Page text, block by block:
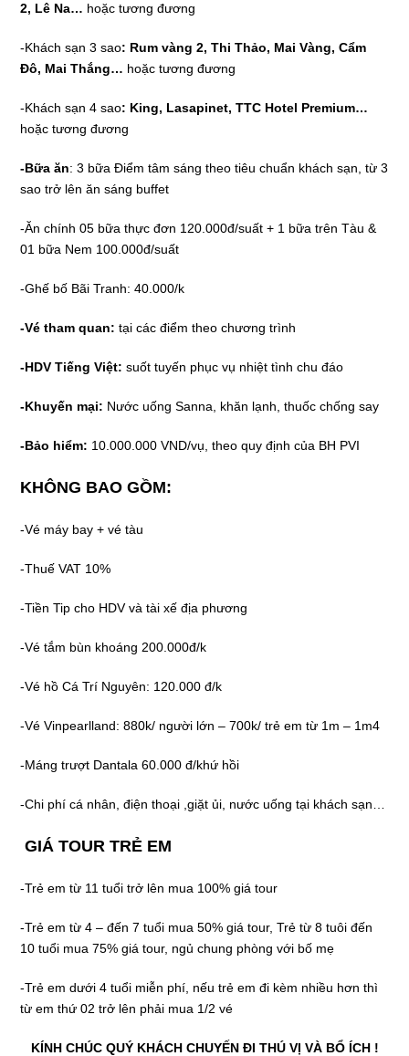
2, Lê Na… hoặc tương đương
-Khách sạn 3 sao: Rum vàng 2, Thi Thảo, Mai Vàng, Cẩm
Đô, Mai Thắng… hoặc tương đương
-Khách sạn 4 sao: King, Lasapinet,TTC Hotel Premium…
hoặc tương đương
-Bữa ăn: 3 bữa Điểm tâm sáng theo tiêu chuẩn khách sạn, từ 3
sao trở lên ăn sáng buffet
-Ăn chính 05 bữa thực đơn 120.000đ/suất + 1 bữa trên Tàu &
01 bữa Nem 100.000đ/suất
-Ghế bố Bãi Tranh: 40.000/k
-Vé tham quan: tại các điểm theo chương trình
-HDV Tiếng Việt: suốt tuyến phục vụ nhiệt tình chu đáo
-Khuyến mại: Nước uống Sanna, khăn lạnh, thuốc chống say
-Bảo hiểm: 10.000.000 VND/vụ, theo quy định của BH PVI
KHÔNG BAO GỒM:
-Vé máy bay + vé tàu
-Thuế VAT 10%
-Tiền Tip cho HDV và tài xế địa phương
-Vé tắm bùn khoáng 200.000đ/k
-Vé hồ Cá Trí Nguyên: 120.000 đ/k
-Vé Vinpearlland: 880k/ người lớn – 700k/ trẻ em từ 1m – 1m4
-Máng trượt Dantala 60.000 đ/khứ hồi
-Chi phí cá nhân, điện thoại ,giặt ủi, nước uống tại khách sạn…
GIÁ TOUR TRẺ EM
-Trẻ em từ 11 tuổi trở lên mua 100% giá tour
-Trẻ em từ 4 – đến 7 tuổi mua 50% giá tour, Trẻ từ 8 tuôi đến
10 tuổi mua 75% giá tour, ngủ chung phòng với bố mẹ
-Trẻ em dưới 4 tuổi miễn phí, nếu trẻ em đi kèm nhiều hơn thì
từ em thứ 02 trở lên phải mua 1/2 vé
KÍNH CHÚC QUÝ KHÁCH CHUYẾN ĐI THÚ VỊ VÀ BỔ ÍCH !